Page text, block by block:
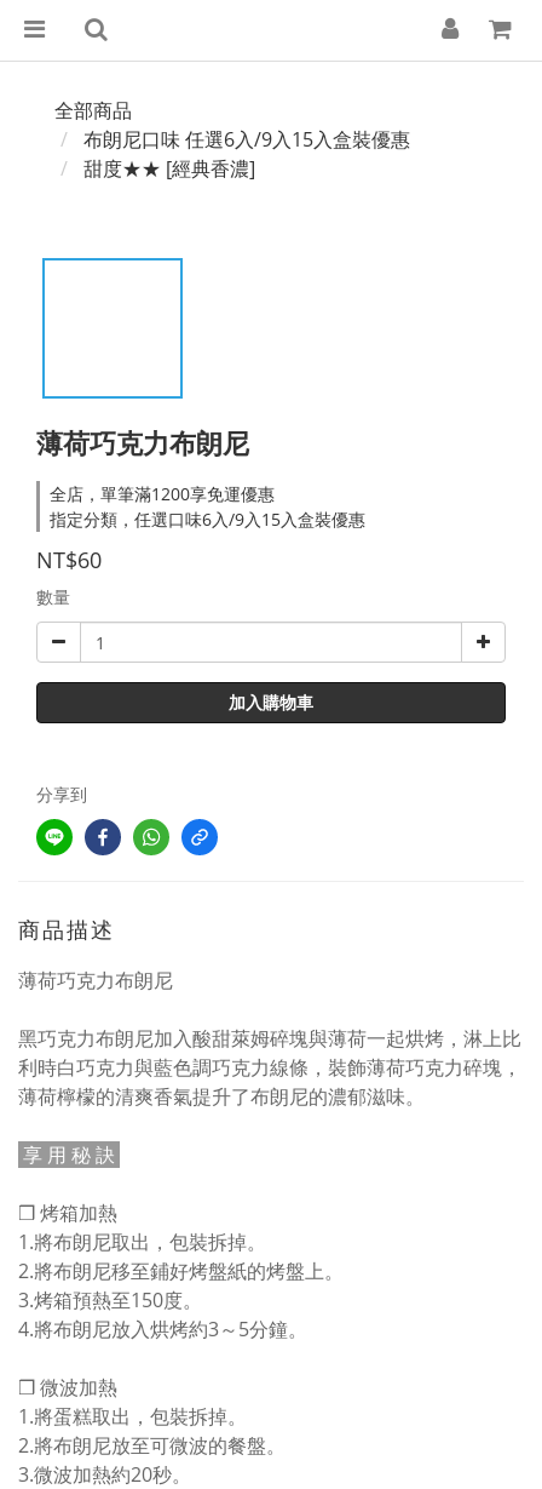
全部商品
布朗尼口味 任選6入/9入15入盒裝優惠
甜度★★ [經典香濃]
薄荷巧克力布朗尼
全店，單筆滿1200享免運優惠
指定分類，任選口味6入/9入15入盒裝優惠
NT$60
數量
加入購物車
分享到
商品描述
薄荷巧克力布朗尼
黑巧克力布朗尼加入酸甜萊姆碎塊與薄荷一起烘烤， 淋上比
利時白巧克力與藍色調巧克力線條， 裝飾薄荷巧克力碎塊，
薄荷檸檬的清爽香氣提升了布朗尼的濃郁滋味。
享 用 秘 訣
❒ 烤箱加熱
1.將布朗尼取出，包裝拆掉。
2.將布朗尼移至鋪好烤盤紙的烤盤上。
3.烤箱預熱至150度。
4.將布朗尼放入烘烤約3～5分鐘。
❒ 微波加熱
1.將蛋糕取出，包裝拆掉。
2.將布朗尼放至可微波的餐盤。
3.微波加熱約20秒。